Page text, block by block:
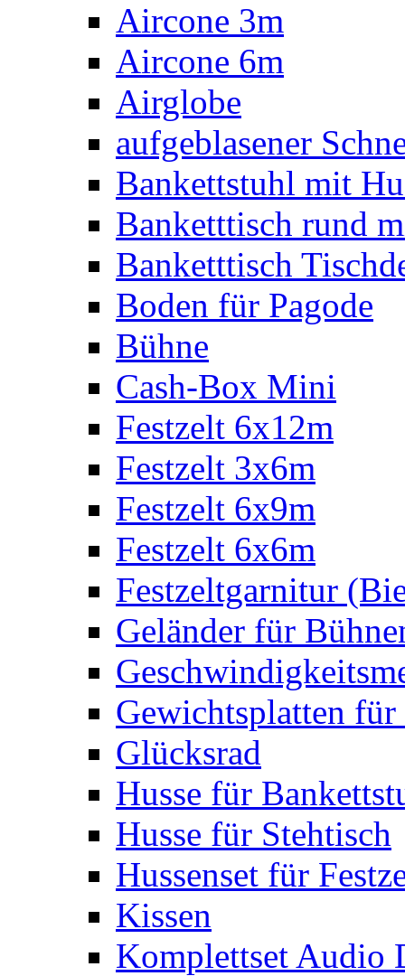
Aircone 3m
Aircone 6m
Airglobe
aufgeblasener
Bankettstuhl mit
Banketttisch rund
Banketttisch
Boden für Pagode
Bühne
Cash-Box Mini
Festzelt 6x12m
Festzelt 3x6m
Festzelt 6x9m
Festzelt 6x6m
Festzeltgarnitur
Geländer für
Gewichtsplatten für
Glücksrad
Husse für
Husse für Stehtisch
Hussenset für
Kissen
Komplettset Audio